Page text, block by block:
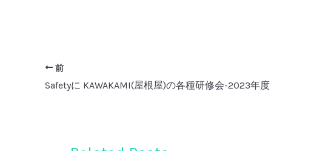
前
Safetyに KAWAKAMI(屋根屋)の各種研修会-2023年度